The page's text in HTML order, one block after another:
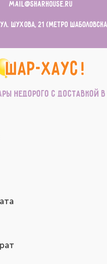
mail@sharhouse.ru
Шухова, 21 (метро
недорого с доставкой